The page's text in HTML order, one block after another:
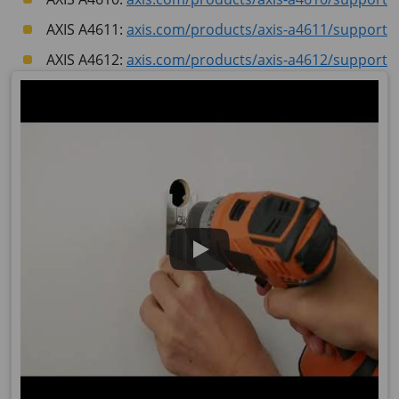
AXIS A4611: axis.com/products/axis-a4611/support
AXIS A4612: axis.com/products/axis-a4612/support